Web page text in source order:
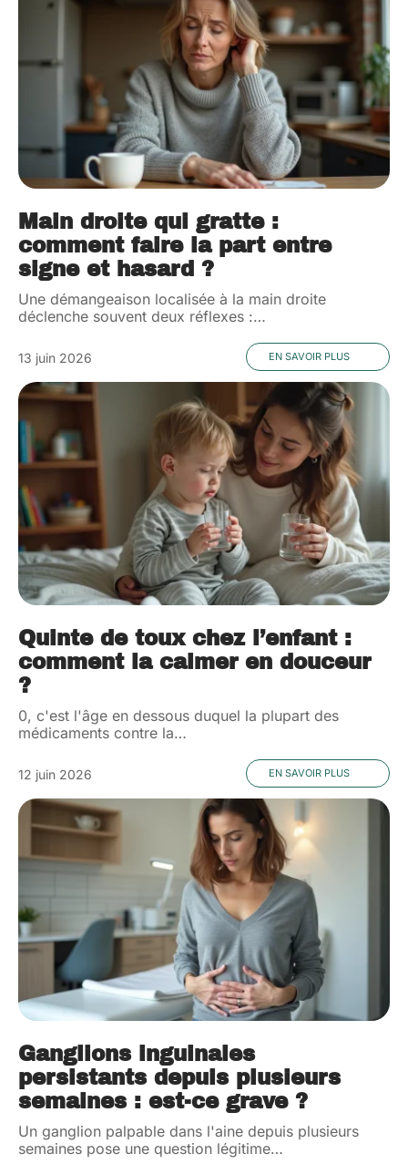
Main droite qui gratte :
comment faire la part entre
signe et hasard ?
Une démangeaison localisée à la main droite
déclenche souvent deux réflexes :…
13 juin 2026 EN SAVOIR PLUS
Quinte de toux chez l’enfant :
comment la calmer en douceur
?
0, c'est l'âge en dessous duquel la plupart des
médicaments contre la…
12 juin 2026 EN SAVOIR PLUS
Ganglions inguinales
persistants depuis plusieurs
semaines : est-ce grave ?
Un ganglion palpable dans l'aine depuis plusieurs
semaines pose une question légitime…